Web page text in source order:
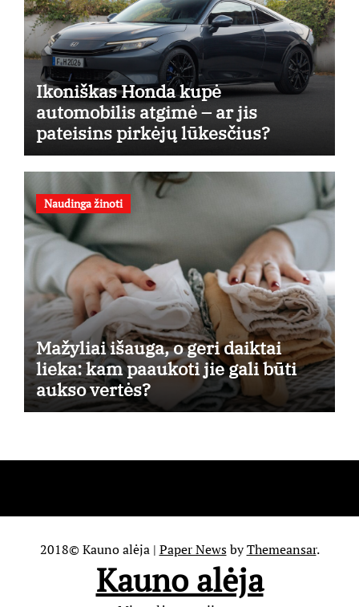
Ikoniškas Honda kupė
automobilis atgimė – ar jis
pateisins pirkėjų lūkesčius?
Naudinga žinoti
Mažyliai išauga, o geri daiktai
lieka: kam paaukoti jie gali būti
aukso vertės?
2018© Kauno alėja | Paper NewsbyThemeansar.
Kauno alėja